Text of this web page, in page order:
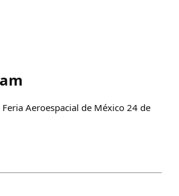
Aeroespacial de México 24 de